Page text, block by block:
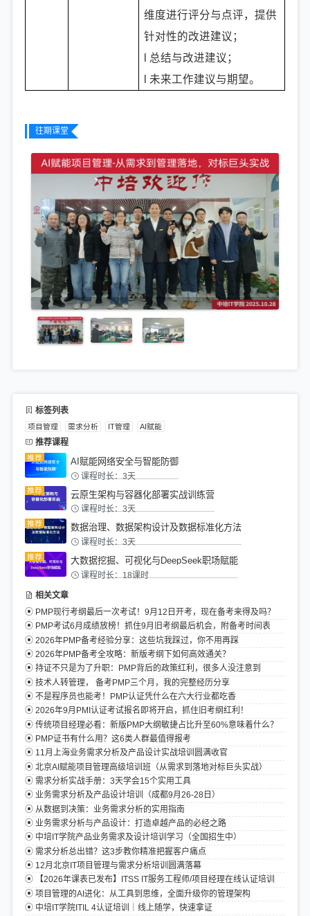
维度进行评分与点评，提供
针对性的改进建议；
l 总结与改进建议；
l 未来工作建议与期望。
往期课堂
标签列表
项目管理 需求分析 IT管理 AI赋能
推荐课程
AI赋能网络安全与智能防御
课程时长：3天
云原生架构与容器化部署实战训练营
课程时长：3天
数据治理、数据架构设计及数据标准化方法
课程时长：3天
大数据挖掘、可视化与DeepSeek职场赋能
课程时长：18课时
相关文章
PMP现行考纲最后一次考试！9月12日开考，现在备考来得及吗？
PMP考试6月成绩放榜！抓住9月旧考纲最后机会，附备考时间表
2026年PMP备考经验分享：这些坑我踩过，你不用再踩
2026年PMP备考全攻略：新版考纲下如何高效通关？
持证不只是为了升职：PMP背后的政策红利，很多人没注意到
技术人转管理， 备考PMP三个月，我的完整经历分享
不是程序员也能考！PMP认证凭什么在六大行业都吃香
2026年9月PMI认证考试报名即将开启，抓住旧考纲红利！
传统项目经理必看：新版PMP大纲敏捷占比升至60%意味着什么？
PMP证书有什么用？这6类人群最值得报考
11月上海业务需求分析及产品设计实战培训圆满收官
北京AI赋能项目管理高级培训班（从需求到落地对标巨头实战）
需求分析实战手册：3天学会15个实用工具
业务需求分析及产品设计培训（成都9月26-28日）
从数据到决策：业务需求分析的实用指南
业务需求分析与产品设计：打造卓越产品的必经之路
中培IT学院产品业务需求及设计培训学习（全国招生中）
需求分析总出错？这3步教你精准把握客户痛点
12月北京IT项目管理与需求分析培训圆满落幕
【2026年课表已发布】ITSS IT服务工程师/项目经理在线认证培训
项目管理的AI进化：从工具到思维，全面升级你的管理架构
中培IT学院ITIL 4认证培训｜线上随学，快速拿证